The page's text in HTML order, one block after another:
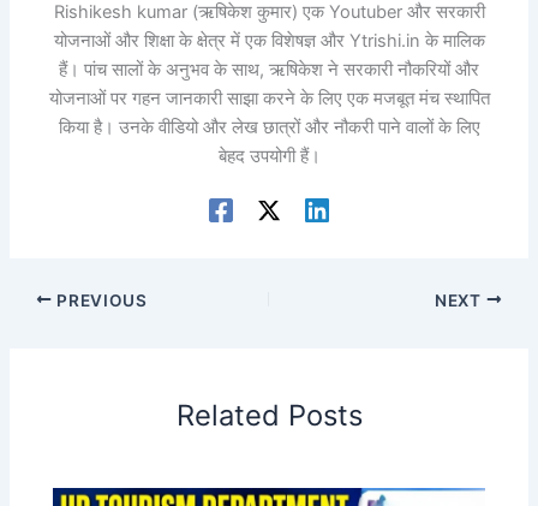
Rishikesh kumar (ऋषिकेश कुमार) एक Youtuber और सरकारी
योजनाओं और शिक्षा के क्षेत्र में एक विशेषज्ञ और Ytrishi.in के मालिक
हैं। पांच सालों के अनुभव के साथ, ऋषिकेश ने सरकारी नौकरियों और
योजनाओं पर गहन जानकारी साझा करने के लिए एक मजबूत मंच स्थापित
किया है। उनके वीडियो और लेख छात्रों और नौकरी पाने वालों के लिए
बेहद उपयोगी हैं।
PREVIOUS NEXT
Related Posts